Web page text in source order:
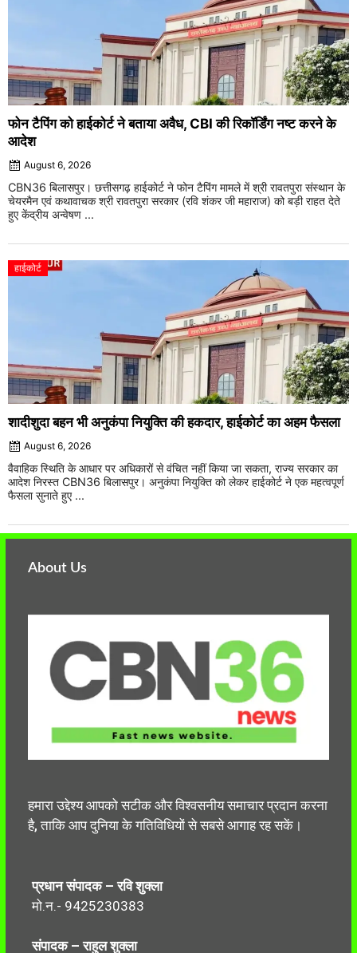
फोन टैपिंग को हाईकोर्ट ने बताया अवैध, CBI की रिकॉर्डिंग नष्ट करने के
आदेश
August 6, 2026
CBN36 बिलासपुर। छत्तीसगढ़ हाईकोर्ट ने फोन टैपिंग मामले में श्री रावतपुरा संस्थान के
चेयरमैन एवं कथावाचक श्री रावतपुरा सरकार (रवि शंकर जी महाराज) को बड़ी राहत देते
हुए केंद्रीय अन्वेषण ...
हाईकोर्ट
शादीशुदा बहन भी अनुकंपा नियुक्ति की हकदार, हाईकोर्ट का अहम फैसला
August 6, 2026
वैवाहिक स्थिति के आधार पर अधिकारों से वंचित नहीं किया जा सकता, राज्य सरकार का
आदेश निरस्त CBN36 बिलासपुर। अनुकंपा नियुक्ति को लेकर हाईकोर्ट ने एक महत्वपूर्ण
फैसला सुनाते हुए ...
About Us
हमारा उद्देश्य आपको सटीक और विश्वसनीय समाचार प्रदान करना
है, ताकि आप दुनिया के गतिविधियों से सबसे आगाह रह सकें।
प्रधान संपादक – रवि शुक्ला
मो.न.- 9425230383
संपादक – राहुल शुक्ला